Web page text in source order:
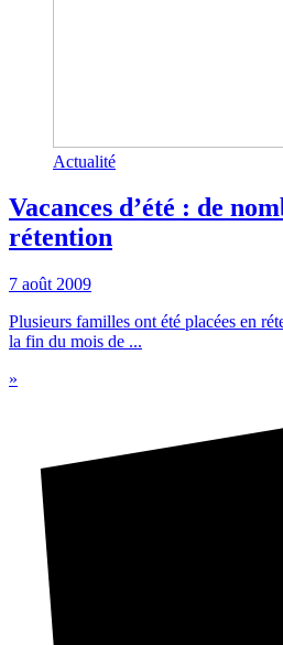
Actualité
Vacances d’été : de
rétention
7 août 2009
Plusieurs familles ont été placées en
la fin du mois de ...
»